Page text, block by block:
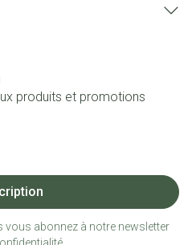
produits et promotions
vous abonnez à notre newsletter